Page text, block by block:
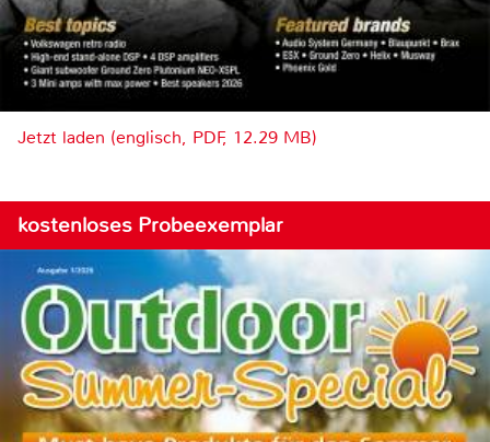
Jetzt laden (englisch, PDF, 12.29 MB)
kostenloses Probeexemplar